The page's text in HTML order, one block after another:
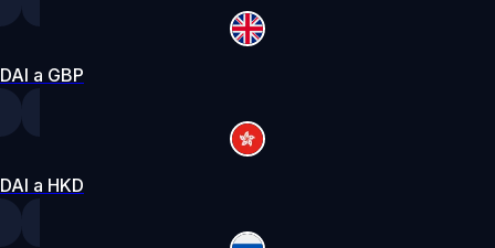
DAI a GBP
DAI a HKD